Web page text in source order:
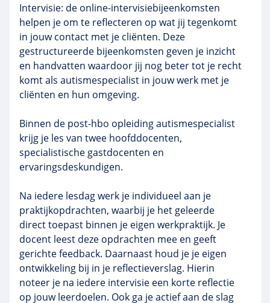
Intervisie: de online-intervisiebijeenkomsten
helpen je om te reflecteren op wat jij tegenkomt
in jouw contact met je cliënten. Deze
gestructureerde bijeenkomsten geven je inzicht
en handvatten waardoor jij nog beter tot je recht
komt als autismespecialist in jouw werk met je
cliënten en hun omgeving.
Binnen de post-hbo opleiding autismespecialist
krijg je les van twee hoofddocenten,
specialistische gastdocenten en
ervaringsdeskundigen.
Na iedere lesdag werk je individueel aan je
praktijkopdrachten, waarbij je het geleerde
direct toepast binnen je eigen werkpraktijk. Je
docent leest deze opdrachten mee en geeft
gerichte feedback. Daarnaast houd je je eigen
ontwikkeling bij in je reflectieverslag. Hierin
noteer je na iedere intervisie een korte reflectie
op jouw leerdoelen. Ook ga je actief aan de slag